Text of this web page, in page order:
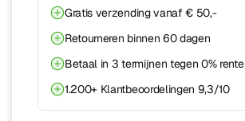
Gratis verzending vanaf € 50,-
Retourneren binnen 60 dagen
Betaal in 3 termijnen tegen 0% rente
1.200+ Klantbeoordelingen 9,3/10